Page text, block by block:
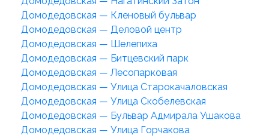
Домодедовская — Кленовый бульвар
Домодедовская — Деловой центр
Домодедовская — Шелепиха
Домодедовская — Битцевский парк
Домодедовская — Лесопарковая
Домодедовская — Улица Старокачаловская
Домодедовская — Улица Скобелевская
Домодедовская — Бульвар Адмирала Ушакова
Домодедовская — Улица Горчакова